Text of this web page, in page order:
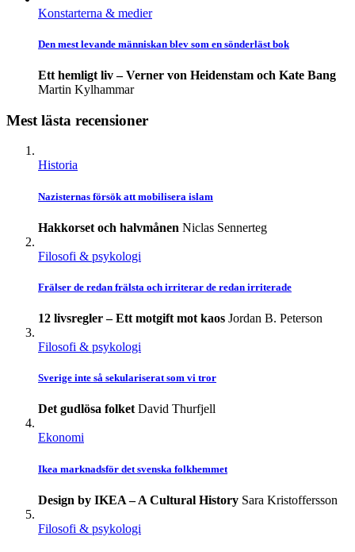
Konstarterna & medier
Den mest levande människan blev som en sönderläst bok
Ett hemligt liv – Verner von Heidenstam och Kate Bang
Martin Kylhammar
Mest lästa recensioner
Historia
Nazisternas försök att mobilisera islam
Hakkorset och halvmånen Niclas Sennerteg
Filosofi & psykologi
Frälser de redan frälsta och irriterar de redan irriterade
12 livsregler – Ett motgift mot kaos Jordan B. Peterson
Filosofi & psykologi
Sverige inte så sekulariserat som vi tror
Det gudlösa folket David Thurfjell
Ekonomi
Ikea marknadsför det svenska folkhemmet
Design by IKEA – A Cultural History Sara Kristoffersson
Filosofi & psykologi